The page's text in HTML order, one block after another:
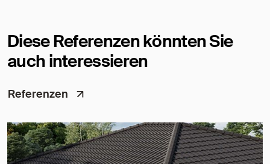
Diese Referenzen könnten Sie
auch interessieren
Referenzen